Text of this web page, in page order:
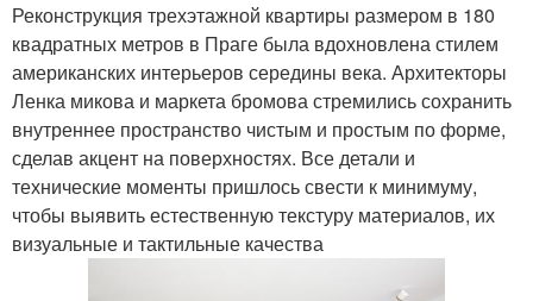
Реконструкция трехэтажной квартиры размером в 180
квадратных метров в Праге была вдохновлена стилем
американских интерьеров середины века. Архитекторы
Ленка микова и маркета бромова стремились сохранить
внутреннее пространство чистым и простым по форме,
сделав акцент на поверхностях. Все детали и
технические моменты пришлось свести к минимуму,
чтобы выявить естественную текстуру материалов, их
визуальные и тактильные качества